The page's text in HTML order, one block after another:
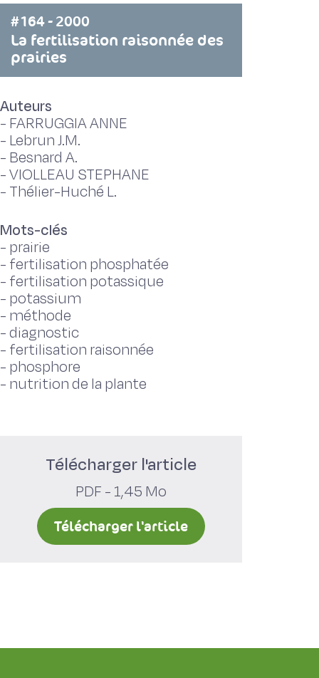
#164 - 2000
La fertilisation raisonnée des
prairies
Auteurs
- FARRUGGIA ANNE
- Lebrun J.M.
- Besnard A.
-VIOLLEAU STEPHANE
- Thélier-Huché L.
Mots-clés
- prairie
- fertilisation phosphatée
- fertilisation potassique
- potassium
- méthode
-diagnostic
- fertilisation raisonnée
- phosphore
- nutrition de la plante
Télécharger l'article
PDF - 1,45 Mo
Télécharger l'article